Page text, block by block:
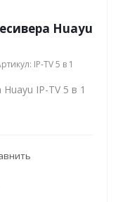
Huayu
IP-TV 5 в 1
IP-TV 5 в 1